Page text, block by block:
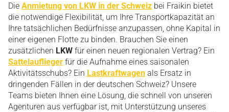
Die Anmietung von LKW in der Schweiz bei Fraikin bietet
die notwendige Flexibilität, um Ihre Transportkapazität an
Ihre tatsächlichen Bedürfnisse anzupassen, ohne Kapital in
einer eigenen Flotte zu binden. Brauchen Sie einen
zusätzlichen LKW für einen neuen regionalen Vertrag? Ein
Sattelauflieger für die Aufnahme eines saisonalen
Aktivitätsschubs? Ein Lastkraftwagen als Ersatz in
dringenden Fällen in der deutschen Schweiz? Unsere
Teams bieten Ihnen eine Lösung, die schnell von unseren
Agenturen aus verfügbar ist, mit Unterstützung unseres